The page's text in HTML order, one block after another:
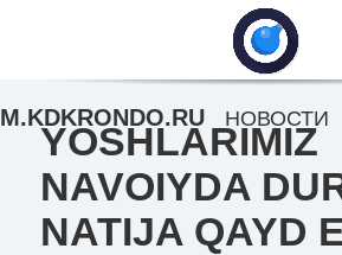
YOSHLARIMIZ
NAVOIYDA
NATIJA QAYD
M.KDKRONDO.RU НОВОСТИ